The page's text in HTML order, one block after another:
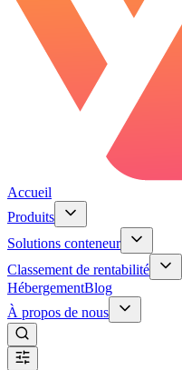
Accueil
Produits
Solutions conteneur
Classement de rentabilité
HébergementBlog
À propos de nous